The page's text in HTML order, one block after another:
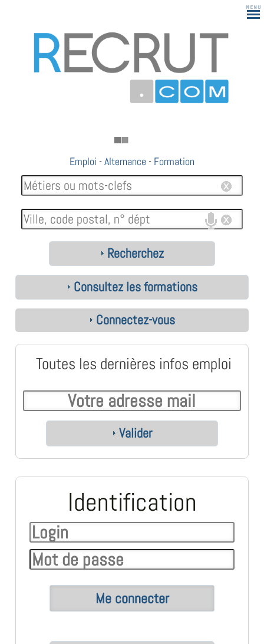
Emploi -Alternance - Formation
Recherchez
Consultez les formations
Connectez-vous
Toutes les dernières infos emploi
Valider
Identification